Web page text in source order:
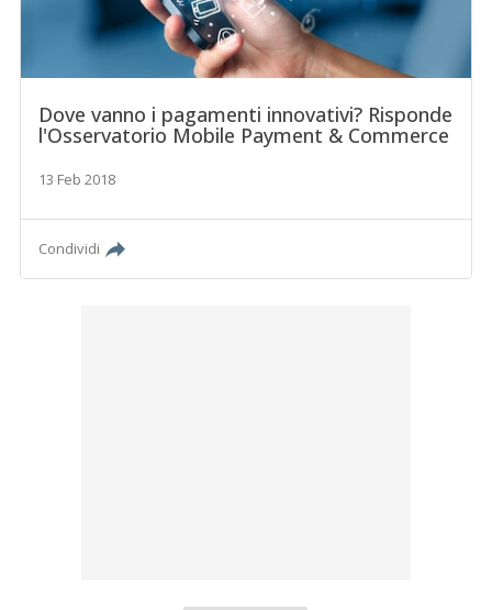
Dove vanno i pagamenti innovativi? Risponde
l'Osservatorio Mobile Payment & Commerce
13 Feb 2018
Condividi